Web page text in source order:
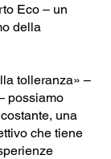
Eco – un
della
tolleranza» –
possiamo
una
che tiene